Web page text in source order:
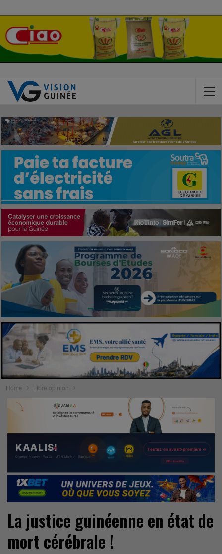
Home Libre opinion
La justice guinéenne en état de
mort cérébrale !